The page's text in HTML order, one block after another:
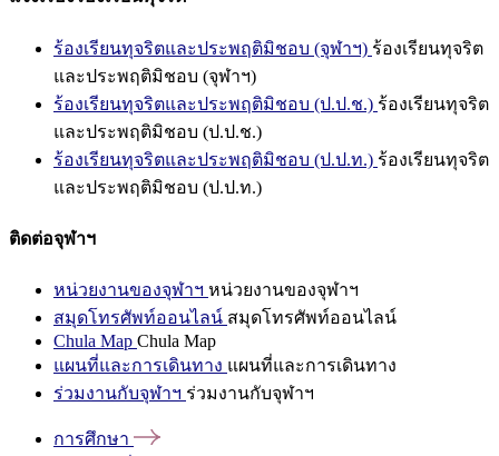
ร้องเรียนทุจริตและประพฤติมิชอบ (จุฬาฯ) ร้องเรียนทุจริต
และประพฤติมิชอบ (จุฬาฯ)
ร้องเรียนทุจริตและประพฤติมิชอบ (ป.ป.ช.) ร้องเรียนทุจริต
และประพฤติมิชอบ (ป.ป.ช.)
ร้องเรียนทุจริตและประพฤติมิชอบ (ป.ป.ท.) ร้องเรียนทุจริต
และประพฤติมิชอบ (ป.ป.ท.)
ติดต่อจุฬาฯ
หน่วยงานของจุฬาฯ หน่วยงานของจุฬาฯ
สมุดโทรศัพท์ออนไลน์ สมุดโทรศัพท์ออนไลน์
Chula Map Chula Map
แผนที่และการเดินทาง แผนที่และการเดินทาง
ร่วมงานกับจุฬาฯ ร่วมงานกับจุฬาฯ
การศึกษา